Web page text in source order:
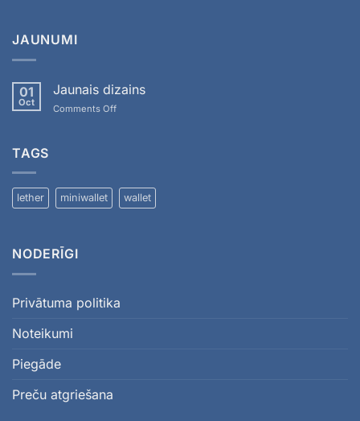
JAUNUMI
01
Oct
Jaunais dizains
Comments Off
TAGS
lether miniwallet wallet
NODERĪGI
Privātuma politika
Noteikumi
Piegāde
Preču atgriešana